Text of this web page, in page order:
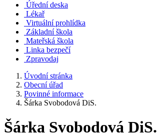
Úřední deska
Lékař
Virtuální prohlídka
Základní škola
Mateřská škola
Linka bezpečí
Zpravodaj
Úvodní stránka
Obecní úřad
Povinné informace
Šárka Svobodová DiS.
Šárka Svobodová DiS.